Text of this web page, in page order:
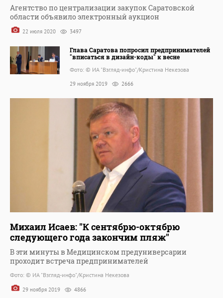
Агентство по централизации закупок Саратовской
области объявило электронный аукцион
22 июля 2020 3497
Глава Саратова попросил предпринимателей
"вписаться в дизайн-коды" к весне
Фото: © ИА "Взгляд-инфо"/Кристина Некезова
29 ноября 2019 2666
Михаил Исаев: "К сентябрю-октябрю
следующего года закончим пляж"
В эти минуты в Медицинском предуниверсарии
проходит встреча предпринимателей
Фото: © ИА "Взгляд-инфо"/Кристина Некезова
29 ноября 2019 4866